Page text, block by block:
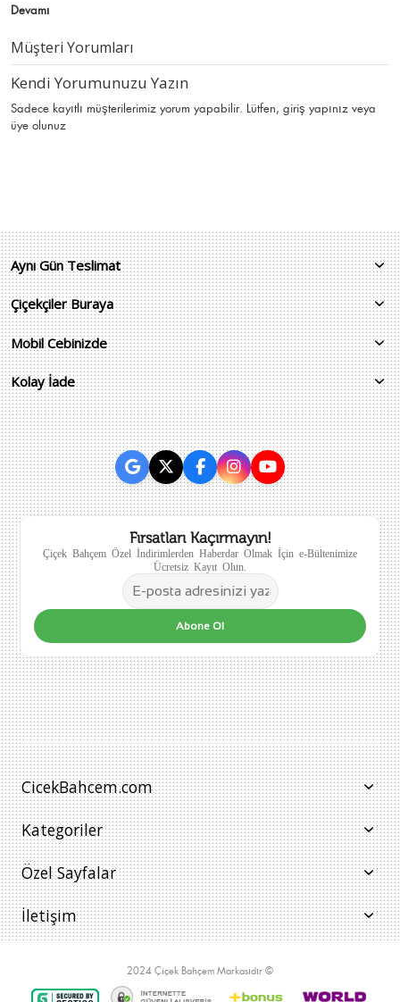
Devamı
Müşteri Yorumları
Kendi Yorumunuzu Yazın
Sadece kayıtlı müşterilerimiz yorum yapabilir. Lütfen, giriş yapınız veya
üye olunuz
Aynı Gün Teslimat
Çiçekçiler Buraya
Mobil Cebinizde
Kolay İade
Fırsatları Kaçırmayın!
Çiçek Bahçem Özel İndirimlerden Haberdar Olmak İçin e-Bültenimize
Ücretsiz Kayıt Olun.
Abone Ol
CicekBahcem.com
Kategoriler
Özel Sayfalar
İletişim
2024 Çiçek Bahçem Markasıdır ©